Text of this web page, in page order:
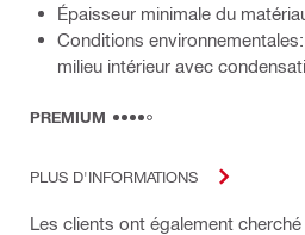
Épaisseur minimale du
Conditions
milieu intérieur avec
PREMIUM
PLUS D'INFORMATIONS
Les clients ont également cherché